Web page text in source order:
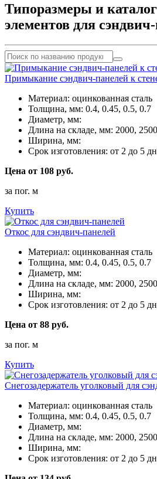
Типоразмеры и
элементов для
Примыкание сэндвич-панелей к
Материал: оцинкованная сталь
Толщина, мм: 0.4, 0.45, 0.5, 0.7
Диаметр, мм:
Длина на складе, мм: 2000,
Ширина, мм:
Срок изготовления: от 2 до 5
Цена от 108 руб.
за пог. м
Купить
Откос для сэндвич-панелей
Материал: оцинкованная сталь
Толщина, мм: 0.4, 0.45, 0.5, 0.7
Диаметр, мм:
Длина на складе, мм: 2000,
Ширина, мм:
Срок изготовления: от 2 до 5
Цена от 88 руб.
за пог. м
Купить
Снегозадержатель уголковый для
Материал: оцинкованная сталь
Толщина, мм: 0.4, 0.45, 0.5, 0.7
Диаметр, мм:
Длина на складе, мм: 2000,
Ширина, мм:
Срок изготовления: от 2 до 5